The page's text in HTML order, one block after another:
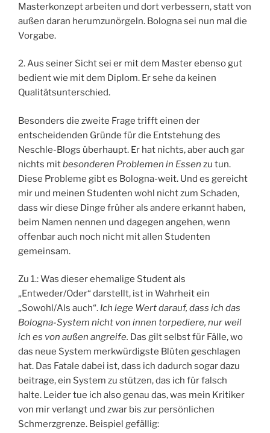
Masterkonzept arbeiten und dort verbessern, statt von
außen daran herumzunörgeln. Bologna sei nun mal die
Vorgabe.
2. Aus seiner Sicht sei er mit dem Master ebenso gut
bedient wie mit dem Diplom. Er sehe da keinen
Qualitätsunterschied.
Besonders die zweite Frage trifft einen der
entscheidenden Gründe für die Entstehung des
Neschle-Blogs überhaupt. Er hat nichts, aber auch gar
nichts mitbesonderen Problemen in Essen zu tun.
Diese Probleme gibt es Bologna-weit. Und es gereicht
mir und meinen Studenten wohl nicht zum Schaden,
dass wir diese Dinge früher als andere erkannt haben,
beim Namen nennen und dagegen angehen, wenn
offenbar auch noch nicht mit allen Studenten
gemeinsam.
Zu 1.: Was dieser ehemalige Student als
„Entweder/Oder“ darstellt, ist in Wahrheit ein
„Sowohl/Als auch“. Ich lege Wert darauf, dass ich das
Bologna-System nicht von innen torpediere, nur weil
ich es von außen angreife. Das gilt selbst für Fälle, wo
das neue System merkwürdigste Blüten geschlagen
hat. Das Fatale dabei ist, dass ich dadurch sogar dazu
beitrage, ein System zu stützen, das ich für falsch
halte. Leider tue ich also genau das, was mein Kritiker
von mir verlangt und zwar bis zur persönlichen
Schmerzgrenze. Beispiel gefällig: